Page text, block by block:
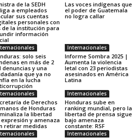
de la SEDH
a empleados
sus cuentas
personales con
de la institución para
información
Las voces indígenas que
el poder de Guatemala
no logra callar
solo seis
en más de 2
denuncias y una
que ya no
en la lucha
Internacionales
Informe Sombra 2025 |
Aumenta la violencia
letal con 23 periodistas
asesinados en América
Latina
de Derechos
de Honduras
la libertad
y amenaza
retirar medidas
Internacionales
Honduras sube en
ranking mundial, pero la
libertad de prensa sigue
bajo amenaza
constante: RSF
Internacionales